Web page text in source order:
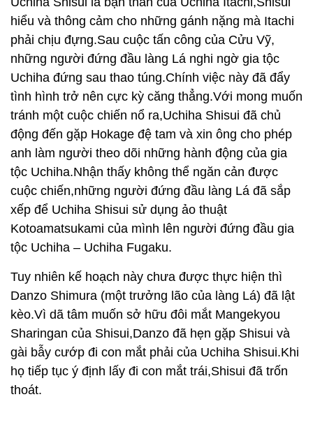
hiểu và thông cảm cho những gánh nặng mà Itachi
phải chịu đựng.Sau cuộc tấn công của Cửu Vỹ,
những người đứng đầu làng Lá nghi ngờ gia tộc
Uchiha đứng sau thao túng.Chính việc này đã đẩy
tình hình trở nên cực kỳ căng thẳng.Với mong muốn
tránh một cuộc chiến nổ ra,Uchiha Shisui đã chủ
động đến gặp Hokage đệ tam và xin ông cho phép
anh làm người theo dõi những hành động của gia
tộc Uchiha.Nhận thấy không thể ngăn cản được
cuộc chiến,những người đứng đầu làng Lá đã sắp
xếp để Uchiha Shisui sử dụng ảo thuật
Kotoamatsukami của mình lên người đứng đầu gia
tộc Uchiha – Uchiha Fugaku.
Tuy nhiên kế hoạch này chưa được thực hiện thì
Danzo Shimura (một trưởng lão của làng Lá) đã lật
kèo.Vì dã tâm muốn sở hữu đôi mắt Mangekyou
Sharingan của Shisui,Danzo đã hẹn gặp Shisui và
gài bẫy cướp đi con mắt phải của Uchiha Shisui.Khi
họ tiếp tục ý định lấy đi con mắt trái,Shisui đã trốn
thoát.